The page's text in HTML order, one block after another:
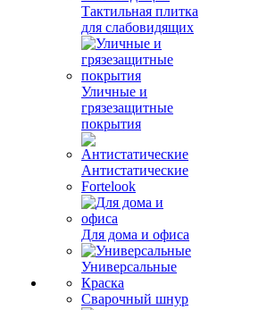
Тактильная плитка
для слабовидящих
Уличные и
грязезащитные
покрытия
Антистатические
Fortelook
Для дома и офиса
Универсальные
Краска
Сварочный шнур